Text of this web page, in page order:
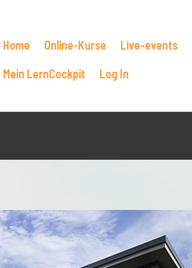
Home Online-Kurse Live-events
Mein LernCockpit
Log In